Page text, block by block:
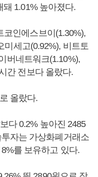
1.01% 높아졌다.
코인에스브이(1.30%),
미세고(0.92%), 비트토
버네트워크(1.10%),
간 전보다 올랐다.
올랐다.
다 0.2% 높아진 2485
자는 가상화폐거래소
를 보유하고 있다.